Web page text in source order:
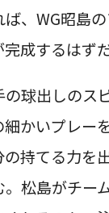
、WG昭島
成するはずだ
の球出しのス
細かいプレー
持てる力を
松島がチー